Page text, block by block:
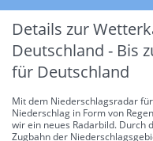
Details zur
Deutschland - Bis
für Deutschland
Mit dem Niederschlagsradar
Niederschlag in Form von
wir ein neues Radarbild. Durch
Zugbahn der